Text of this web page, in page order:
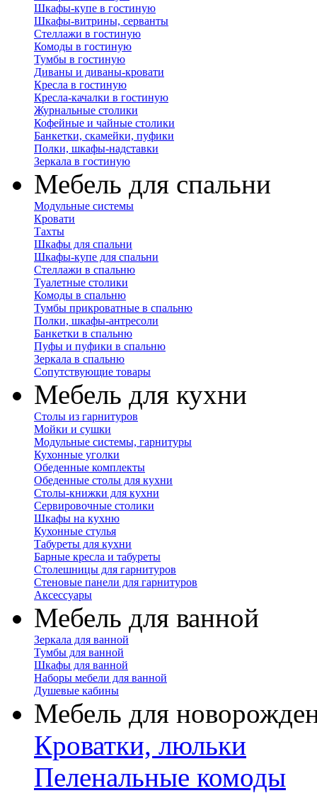
Шкафы-купе в гостиную
Шкафы-витрины, серванты
Стеллажи в гостиную
Комоды в гостиную
Тумбы в гостиную
Диваны и диваны-кровати
Кресла в гостиную
Кресла-качалки в гостиную
Журнальные столики
Кофейные и чайные столики
Банкетки, скамейки, пуфики
Полки, шкафы-надставки
Зеркала в гостиную
Мебель для спальни
Модульные системы
Кровати
Тахты
Шкафы для спальни
Шкафы-купе для спальни
Стеллажи в спальню
Туалетные столики
Комоды в спальню
Тумбы прикроватные в спальню
Полки, шкафы-антресоли
Банкетки в спальню
Пуфы и пуфики в спальню
Зеркала в спальню
Сопутствующие товары
Мебель для кухни
Столы из гарнитуров
Мойки и сушки
Модульные системы, гарнитуры
Кухонные уголки
Обеденные комплекты
Обеденные столы для кухни
Столы-книжки для кухни
Сервировочные столики
Шкафы на кухню
Кухонные стулья
Табуреты для кухни
Барные кресла и табуреты
Столешницы для гарнитуров
Стеновые панели для гарнитуров
Аксессуары
Мебель для ванной
Зеркала для ванной
Тумбы для ванной
Шкафы для ванной
Наборы мебели для ванной
Душевые кабины
Мебель для
Кроватки, люльки
Пеленальные комоды